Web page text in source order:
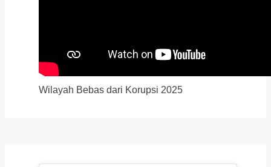
Wilayah Bebas dari Korupsi 2025